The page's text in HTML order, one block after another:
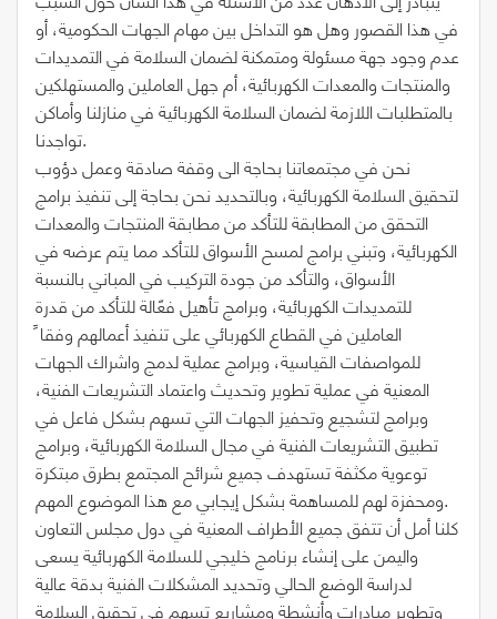
في هذا القصور وهل هو التداخل بين مهام الجهات الحكومية، أو
عدم وجود جهة مسئولة ومتمكنة لضمان السلامة في التمديدات
والمنتجات والمعدات الكهربائية، أم جهل العاملين والمستهلكين
بالمتطلبات اللازمة لضمان السلامة الكهربائية في منازلنا وأماكن
تواجدنا.
نحن في مجتمعاتنا بحاجة الى وقفة صادقة وعمل دؤوب
لتحقيق السلامة الكهربائية، وبالتحديد نحن بحاجة إلى تنفيذ برامج
التحقق من المطابقة للتأكد من مطابقة المنتجات والمعدات
الكهربائية، وتبني برامج لمسح الأسواق للتأكد مما يتم عرضه في
الأسواق، والتأكد من جودة التركيب في المباني بالنسبة
للتمديدات الكهربائية، وبرامج تأهيل فعّالة للتأكد من قدرة
العاملين في القطاع الكهربائي على تنفيذ أعمالهم وفقا ً
للمواصفات القياسية، وبرامج عملية لدمج واشراك الجهات
المعنية في عملية تطوير وتحديث واعتماد التشريعات الفنية،
وبرامج لتشجيع وتحفيز الجهات التي تسهم بشكل فاعل في
تطبيق التشريعات الفنية في مجال السلامة الكهربائية، وبرامج
توعوية مكثفة تستهدف جميع شرائح المجتمع بطرق مبتكرة
ومحفزة لهم للمساهمة بشكل إيجابي مع هذا الموضوع المهم.
كلنا أمل أن تتفق جميع الأطراف المعنية في دول مجلس التعاون
واليمن على إنشاء برنامج خليجي للسلامة الكهربائية يسعى
لدراسة الوضع الحالي وتحديد المشكلات الفنية بدقة عالية
وتطوير مبادرات وأنشطة ومشاريع تسهم في تحقيق السلامة